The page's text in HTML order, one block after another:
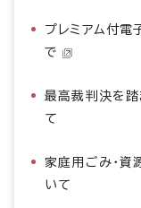
プレミアム付電
で
最高裁判決を
て
家庭用ごみ・
いて